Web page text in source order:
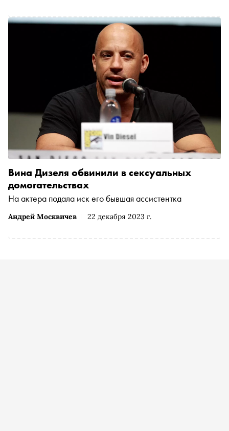
Андрей Москвичев 22 декабря 2023 г.
Вина Дизеля обвинили в сексуальных
домогательствах
На актера подала иск его бывшая ассистентка